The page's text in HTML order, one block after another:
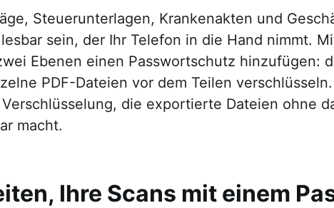
Steuerunterlagen, Krankenakten und
sein, der Ihr Telefon in die Hand nimmt.
Ebenen einen Passwortschutz hinzufügen:
PDF-Dateien vor dem Teilen
die exportierte Dateien ohne
macht.
Ihre Scans mit einem